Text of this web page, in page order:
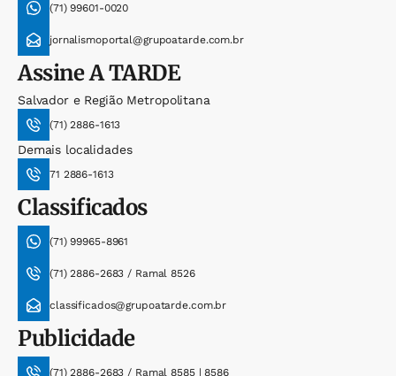
(71) 99601-0020
jornalismoportal@grupoatarde.com.br
AssineA TARDE
Salvador e Região Metropolitana
(71) 2886-1613
Demais localidades
71 2886-1613
Classificados
(71) 99965-8961
(71) 2886-2683 / Ramal 8526
classificados@grupoatarde.com.br
Publicidade
(71) 2886-2683 / Ramal 8585 | 8586